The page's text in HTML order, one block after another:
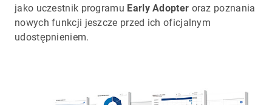
jako uczestnik programu Early Adopter oraz poznania
nowych funkcji jeszcze przed ich oficjalnym
udostępnieniem.